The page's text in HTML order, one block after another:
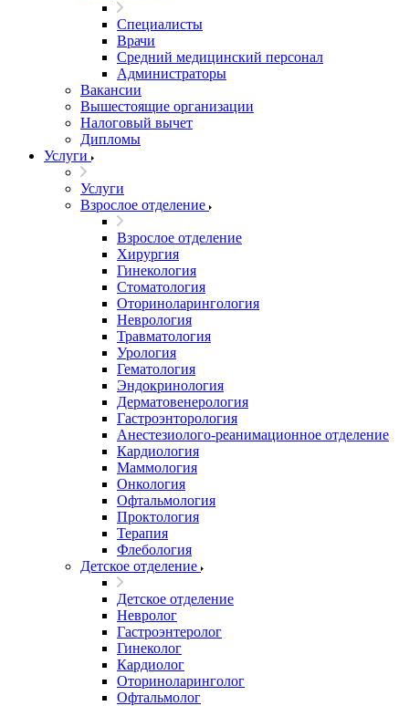
Специалисты
Врачи
Средний медицинский персонал
Администраторы
Вакансии
Вышестоящие организации
Налоговый вычет
Дипломы
Услуги
Услуги
Взрослое отделение
Взрослое отделение
Хирургия
Гинекология
Стоматология
Оториноларингология
Неврология
Травматология
Урология
Гематология
Эндокринология
Дерматовенерология
Гастроэнторология
Анестезиолого-реанимационное отделение
Кардиология
Маммология
Онкология
Офтальмология
Проктология
Терапия
Флебология
Детское отделение
Детское отделение
Невролог
Гастроэнтеролог
Гинеколог
Кардиолог
Оториноларинголог
Офтальмолог